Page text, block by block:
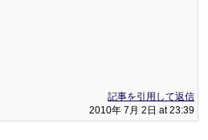
記事を引用して返信
2010年 7月 2日 at 23:39